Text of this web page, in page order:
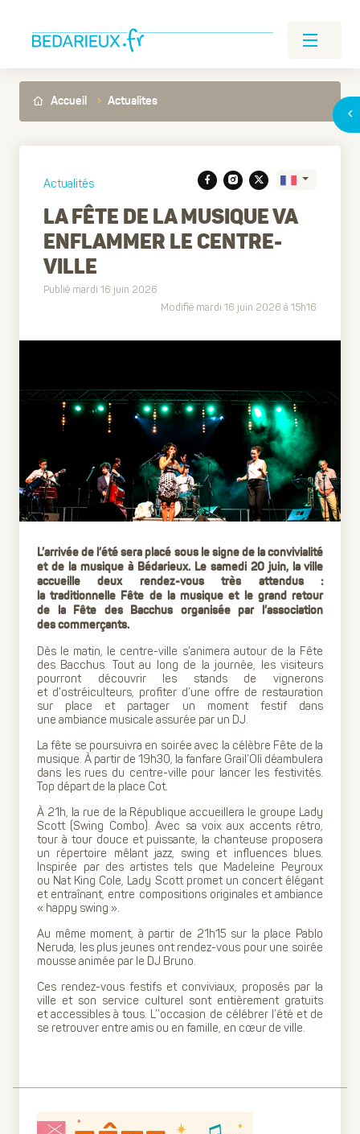
Accueil Actualites
Actualités
Translate
LA FÊTE DE LA MUSIQUE VA
ENFLAMMER LE CENTRE-
VILLE
Publié mardi 16 juin 2026
Modifié mardi 16 juin 2026 à 15h16
L’arrivée de l’été sera placé sous le signe de la convivialité
et de la musique à Bédarieux. Le samedi 20 juin, la ville
accueille deux rendez-vous très attendus :
la traditionnelle Fête de la musique et le grand retour
de la Fête des Bacchus organisée par l’association
des commerçants.
Dès le matin, le centre-ville s’animera autour de la Fête
des Bacchus. Tout au long de la journée, les visiteurs
pourront découvrir les stands de vignerons
et d’ostréiculteurs, profiter d’une offre de restauration
sur place et partager un moment festif dans
une ambiance musicale assurée par un DJ.
La fête se poursuivra en soirée avec la célèbre Fête de la
musique. À partir de 19h30, la fanfare Grail’Olì déambulera
dans les rues du centre-ville pour lancer les festivités.
Top départ de la place Cot.
À 21h, la rue de la République accueillera le groupe Lady
Scott (Swing Combo). Avec sa voix aux accents rétro,
tour à tour douce et puissante, la chanteuse proposera
un répertoire mêlant jazz, swing et influences blues.
Inspirée par des artistes tels que Madeleine Peyroux
ou Nat King Cole, Lady Scott promet un concert élégant
et entraînant, entre compositions originales et ambiance
« happy swing ».
Au même moment, à partir de 21h15 sur la place Pablo
Neruda, les plus jeunes ont rendez-vous pour une soirée
mousse animée par le DJ Bruno.
Ces rendez-vous festifs et conviviaux, proposés par la
ville et son service culturel sont entièrement gratuits
et accessibles à tous. L’’occasion de célébrer l’été et de
se retrouver entre amis ou en famille, en cœur de ville.